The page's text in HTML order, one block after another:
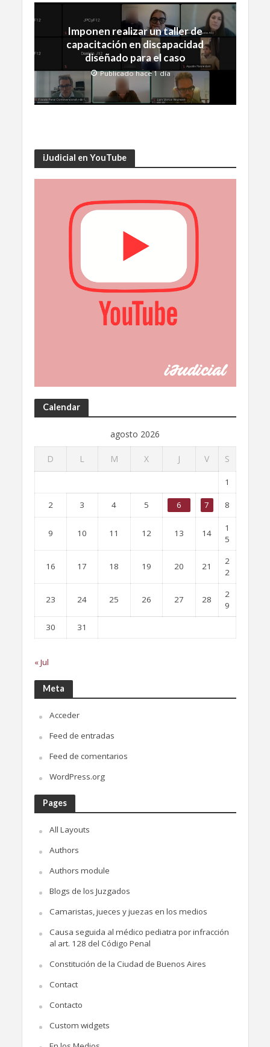
Imponen realizar un taller de
capacitación en discapacidad
diseñado para el caso
Publicado hace 1 día
iJudicial en YouTube
Calendar
agosto 2026
D L M X J V S
1
2 3 4 5 6 7 8
9 10 11 12 13 14
1
5
16 17 18 19 20 21
2
2
23 24 25 26 27 28
2
9
30
31
« Jul
Meta
Acceder
Feed de entradas
Feed de comentarios
WordPress.org
Pages
All Layouts
Authors
Authors module
Blogs de los Juzgados
Camaristas, jueces y juezas en los medios
Causa seguida al médico pediatra por infracción
al art. 128 del Código Penal
Constitución de la Ciudad de Buenos Aires
Contact
Contacto
Custom widgets